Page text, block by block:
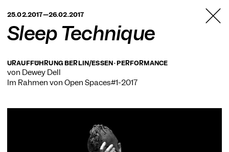
BERLIN
25.02.2017—26.02.2017
Sleep Technique
URAUFFÜHRUNG BERLIN/ESSEN · PERFORMANCE
von Dewey Dell
Im Rahmen von Open Spaces#1-2017